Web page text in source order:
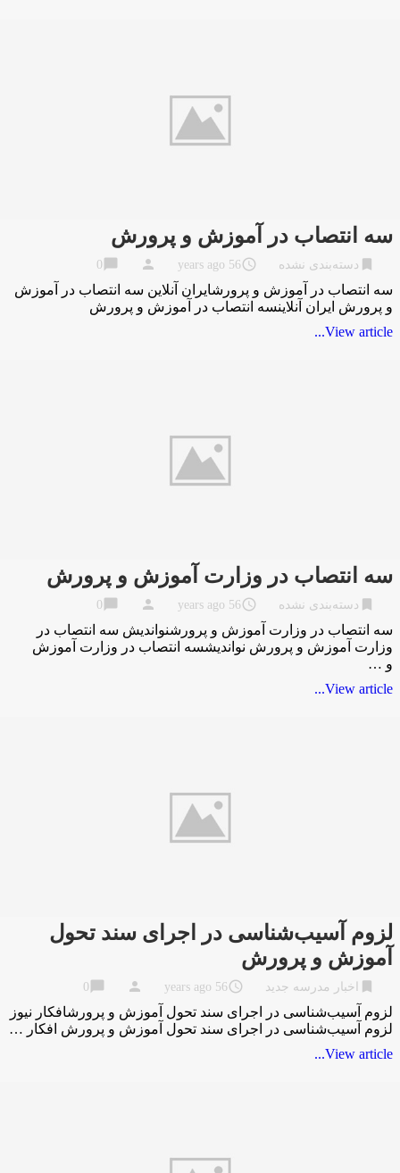
سه انتصاب در آموزش و پرورش
دسته‌بندی نشده access_time
56 years ago
person
chat_bubble
سه انتصاب در آموزش و پرورشایران آنلاین سه انتصاب در آموزش
و پرورش ایران آنلاینسه انتصاب در آموزش و پرورش
View article...
سه انتصاب در وزارت آموزش و پرورش
دسته‌بندی نشده access_time
56 years ago
person
chat_bubble
سه انتصاب در وزارت آموزش و پرورشنواندیش سه انتصاب در
وزارت آموزش و پرورش نواندیشسه انتصاب در وزارت آموزش
و …
View article...
لزوم آسیب‌شناسی در اجرای سند تحول
آموزش و پرورش
اخبار مدرسه جدید access_time
56 years ago
person
chat_bubble
لزوم آسیب‌شناسی در اجرای سند تحول آموزش و پرورشافکار نیوز
لزوم آسیب‌شناسی در اجرای سند تحول آموزش و پرورش افکار …
View article...